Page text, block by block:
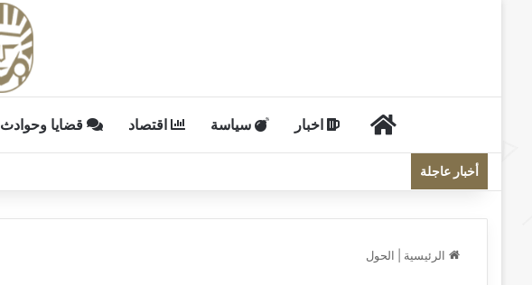
الرئيسيةاخبار سياسة اقتصاد قضايا وحوادث
أخبار عاجلة
الرئيسية الحول